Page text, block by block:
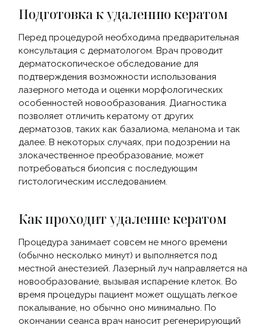
Подготовка к удалению кератом
Перед процедурой необходима предварительная
консультация с дерматологом. Врач проводит
дерматоскопическое обследование для
подтверждения возможности использования
лазерного метода и оценки морфологических
особенностей новообразования. Диагностика
позволяет отличить кератому от других
дерматозов, таких как базалиома, меланома и так
далее. В некоторых случаях, при подозрении на
злокачественное преобразование, может
потребоваться биопсия с последующим
гистологическим исследованием.
Как проходит удаление кератом
Процедура занимает совсем не много времени
(обычно несколько минут) и выполняется под
местной анестезией. Лазерный луч направляется на
новообразование, вызывая испарение клеток. Во
время процедуры пациент может ощущать легкое
покалывание, но обычно оно минимально. По
окончании сеанса врач наносит регенерирующий